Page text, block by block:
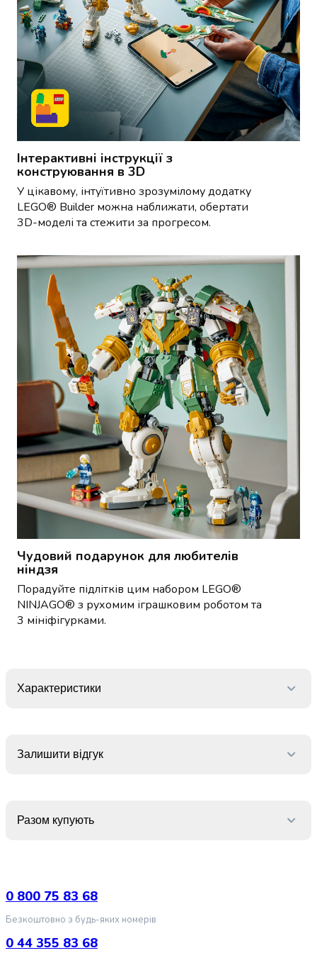
для
виробництва
алкоголю
Напівфабрикати
Овочеві
напівфабрикати
Рибні
напівфабрикати
М'ясні
напівфабрикати
Фруктові
напівфабрикати
Заморожені
і
охолоджені
страви
напівфабрикати
Заморожені
охолоджені
тісто
та
випічка
Заморожені
і
охолоджені
морепродукти
Суперфуди
Сублімовані
продукти
Ковбаси
і
догляд
Догляд
за
обличчям
за
порожниною
Захист
Парфумерія
Засоби
гоління
Інтерактивні інструкції з
конструювання в 3D
У цікавому, інтуїтивно зрозумілому додатку
LEGO® Builder можна наближати, обертати
3D-моделі та стежити за прогресом.
Чудовий подарунок для любителів
ніндзя
Порадуйте підлітків цим набором LEGO®
NINJAGO® з рухомим іграшковим роботом та
3 мініфігурками.
Характеристики
Залишити відгук
Разом купують
0 800 75 83 68
Безкоштовно з будь-яких номерів
0 44 355 83 68